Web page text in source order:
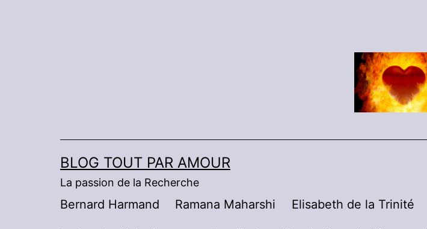
BLOG TOUT PAR AMOUR
La passion de la Recherche
Bernard Harmand Ramana Maharshi Elisabeth de la Trinité